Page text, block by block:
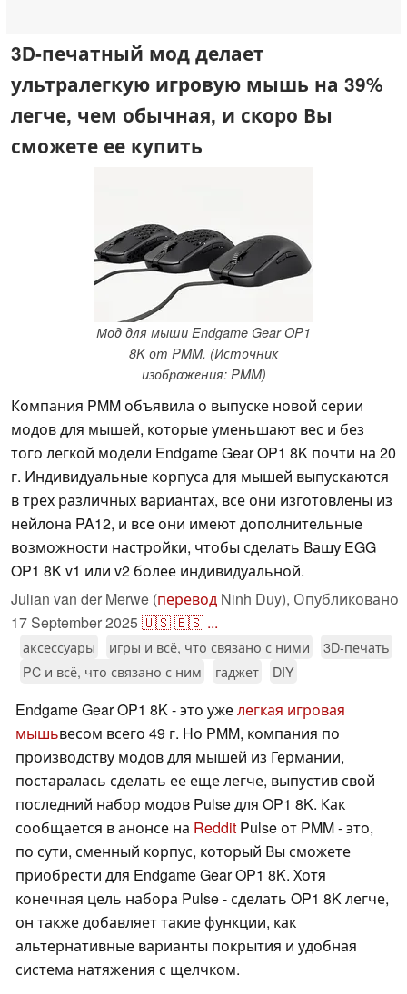
3D-печатный мод делает
ультралегкую игровую мышь на 39%
легче, чем обычная, и скоро Вы
сможете ее купить
Мод для мыши Endgame Gear OP1
8K от PMM. (Источник
изображения: PMM)
Компания PMM объявила о выпуске новой серии
модов для мышей, которые уменьшают вес и без
того легкой модели Endgame Gear OP1 8K почти на 20
г. Индивидуальные корпуса для мышей выпускаются
в трех различных вариантах, все они изготовлены из
нейлона PA12, и все они имеют дополнительные
возможности настройки, чтобы сделать Вашу EGG
OP1 8K v1 или v2 более индивидуальной.
Julian van der Merwe (перевод Ninh Duy), Опубликовано
17 September 2025🇺🇸🇪🇸 ...
аксессуары игры и всё, что связано с ними
3D-печать
PC и всё, что связано с ним
гаджет DIY
Endgame Gear OP1 8K - это ужелегкая игровая
мышьвесом всего 49 г. Но PMM, компания по
производству модов для мышей из Германии,
постаралась сделать ее еще легче, выпустив свой
последний набор модов Pulse для OP1 8K. Как
сообщается в анонсе на Reddit Pulse от PMM - это,
по сути, сменный корпус, который Вы сможете
приобрести для Endgame Gear OP1 8K. Хотя
конечная цель набора Pulse - сделать OP1 8K легче,
он также добавляет такие функции, как
альтернативные варианты покрытия и удобная
система натяжения с щелчком.